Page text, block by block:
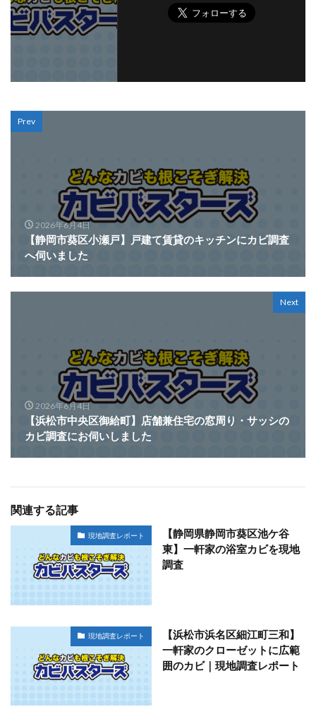
Prev
2026年6月4日
【静岡市葵区小瀬戸】戸建て賃貸のキッチンにカビ調査
へ伺いました
Next
2026年6月4日
【浜松市中央区御給町】店舗兼住宅の窓周り・サッシの
カビ調査にお伺いしました
関連する記事
現地調査レポート
【静岡県静岡市葵区池ケ谷
東】一軒家の浴室カビを現地
調査
現地調査レポート
【浜松市浜名区細江町三和】
一軒家のクローゼットに広範
囲のカビ｜現地調査レポート